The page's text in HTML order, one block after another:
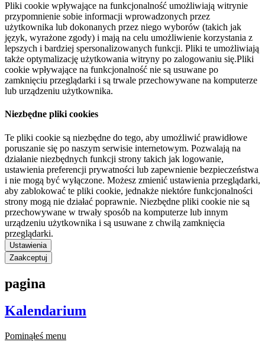
Pliki cookie wpływające na funkcjonalność umożliwiają witrynie
przypomnienie sobie informacji wprowadzonych przez
użytkownika lub dokonanych przez niego wyborów (takich jak
język, wyrażone zgody) i mają na celu umożliwienie korzystania z
lepszych i bardziej spersonalizowanych funkcji. Pliki te umożliwiają
także optymalizację użytkowania witryny po zalogowaniu się.Pliki
cookie wpływające na funkcjonalność nie są usuwane po
zamknięciu przeglądarki i są trwale przechowywane na komputerze
lub urządzeniu użytkownika.
Niezbędne pliki cookies
Te pliki cookie są niezbędne do tego, aby umożliwić prawidłowe
poruszanie się po naszym serwisie internetowym. Pozwalają na
działanie niezbędnych funkcji strony takich jak logowanie,
ustawienia preferencji prywatności lub zapewnienie bezpieczeństwa
i nie mogą być wyłączone. Możesz zmienić ustawienia przeglądarki,
aby zablokować te pliki cookie, jednakże niektóre funkcjonalności
strony mogą nie działać poprawnie. Niezbędne pliki cookie nie są
przechowywane w trwały sposób na komputerze lub innym
urządzeniu użytkownika i są usuwane z chwilą zamknięcia
przeglądarki.
Ustawienia
Zaakceptuj
pagina
Kalendarium
Pominąłeś menu